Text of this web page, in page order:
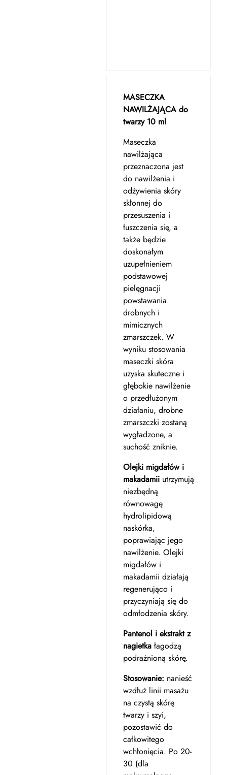
MASECZKA
NAWILŻAJĄCA do
twarzy 10 ml
Maseczka
nawilżająca
przeznaczona jest
do nawilżenia i
odżywienia skóry
skłonnej do
przesuszenia i
łuszczenia się, a
także będzie
doskonałym
uzupełnieniem
podstawowej
pielęgnacji
powstawania
drobnych i
mimicznych
zmarszczek. W
wyniku stosowania
maseczki skóra
uzyska skuteczne i
głębokie nawilżenie
o przedłużonym
działaniu, drobne
zmarszczki zostaną
wygładzone, a
suchość zniknie.
Olejki migdałów i
makadamiiutrzymują
niezbędną
równowagę
hydrolipidową
naskórka,
poprawiając jego
nawilżenie. Olejki
migdałów i
makadamii działają
regenerująco i
przyczyniają się do
odmłodzenia skóry.
Pantenol i ekstrakt z
nagietkałagodzą
podrażnioną skórę.
Stosowanie: nanieść
wzdłuż linii masażu
na czystą skórę
twarzy i szyi,
pozostawić do
całkowitego
wchłonięcia. Po 20-
30 (dla